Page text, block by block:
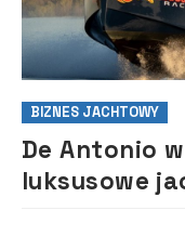
BIZNES JACHTOWY
De Antonio
luksusowe